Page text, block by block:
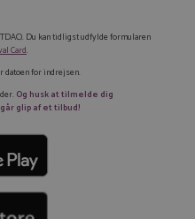
Du kan tidligst udfylde formularen
Card.
datoen for indrejsen.
Og husk at tilmelde dig
glip af et tilbud!